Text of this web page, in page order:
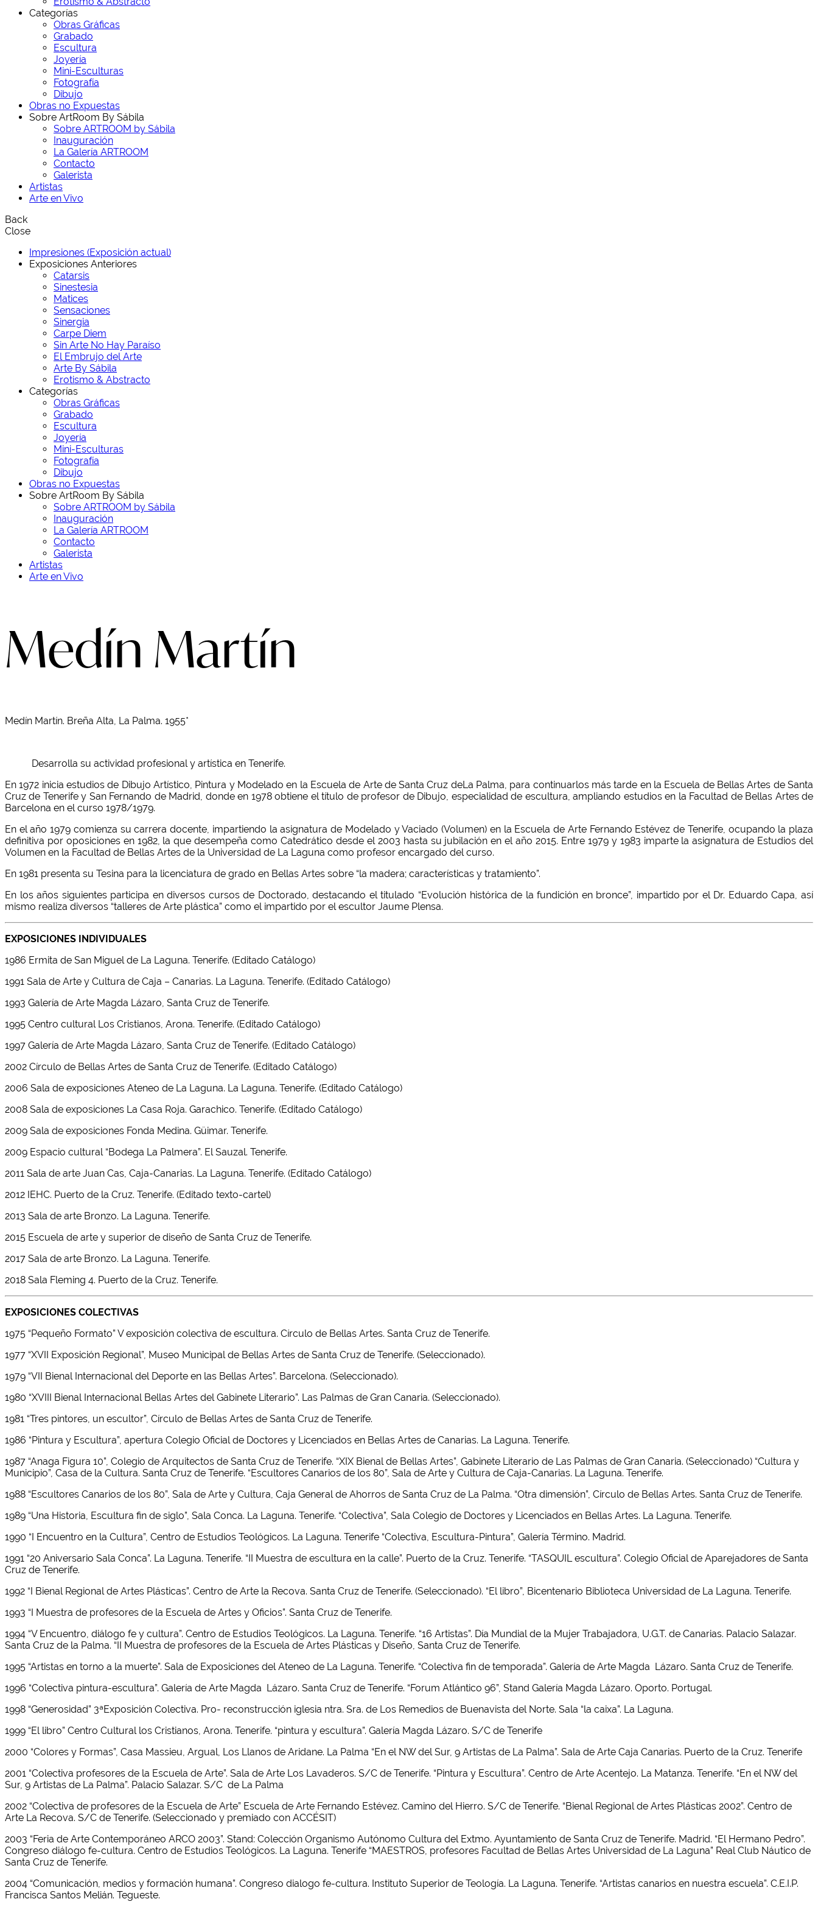
Categorías
Obras Gráficas
Grabado
Escultura
Joyería
Mini-Esculturas
Fotografía
Dibujo
Obras no Expuestas
Sobre ArtRoom By Sábila
Sobre ARTROOM by Sábila
Inauguración
La Galería ARTROOM
Contacto
Galerista
Artistas
Arte en Vivo
Back
Close
Impresiones (Exposición actual)
Exposiciones Anteriores
Catarsis
Sinestesia
Matices
Sensaciones
Sinergia
Carpe Diem
Sin Arte No Hay Paraíso
El Embrujo del Arte
Arte By Sábila
Erotismo & Abstracto
Categorías
Obras Gráficas
Grabado
Escultura
Joyería
Mini-Esculturas
Fotografía
Dibujo
Obras no Expuestas
Sobre ArtRoom By Sábila
Sobre ARTROOM by Sábila
Inauguración
La Galería ARTROOM
Contacto
Galerista
Artistas
Arte en Vivo
Medín Martín
Medín Martín. Breña Alta, La Palma. 1955*
Desarrolla su actividad profesional y artística en Tenerife.
En 1972 inicia estudios de Dibujo Artístico, Pintura y Modelado en la Escuela de Arte de Santa Cruz deLa Palma, para continuarlos más tarde en la Escuela de Bellas Artes de Santa
Cruz de Tenerife y San Fernando de Madrid, donde en 1978 obtiene el título de profesor de Dibujo, especialidad de escultura, ampliando estudios en la Facultad de Bellas Artes de
Barcelona en el curso 1978/1979.
En el año 1979 comienza su carrera docente, impartiendo la asignatura de Modelado y Vaciado (Volumen) en la Escuela de Arte Fernando Estévez de Tenerife, ocupando la plaza
definitiva por oposiciones en 1982, la que desempeña como Catedrático desde el 2003 hasta su jubilación en el año 2015. Entre 1979 y 1983 imparte la asignatura de Estudios del
Volumen en la Facultad de Bellas Artes de la Universidad de La Laguna como profesor encargado del curso.
En 1981 presenta su Tesina para la licenciatura de grado en Bellas Artes sobre “la madera; características y tratamiento”.
En los años siguientes participa en diversos cursos de Doctorado, destacando el titulado “Evolución histórica de la fundición en bronce”, impartido por el Dr. Eduardo Capa, así
mismo realiza diversos “talleres de Arte plástica” como el impartido por el escultor Jaume Plensa.
EXPOSICIONES INDIVIDUALES
1986 Ermita de San Miguel de La Laguna. Tenerife. (Editado Catálogo)
1991 Sala de Arte y Cultura de Caja – Canarias. La Laguna. Tenerife. (Editado Catálogo)
1993 Galería de Arte Magda Lázaro, Santa Cruz de Tenerife.
1995 Centro cultural Los Cristianos, Arona. Tenerife. (Editado Catálogo)
1997 Galería de Arte Magda Lázaro, Santa Cruz de Tenerife. (Editado Catálogo)
2002 Círculo de Bellas Artes de Santa Cruz de Tenerife. (Editado Catálogo)
2006 Sala de exposiciones Ateneo de La Laguna. La Laguna. Tenerife. (Editado Catálogo)
2008 Sala de exposiciones La Casa Roja. Garachico. Tenerife. (Editado Catálogo)
2009 Sala de exposiciones Fonda Medina. Güimar. Tenerife.
2009 Espacio cultural “Bodega La Palmera”. El Sauzal. Tenerife.
2011 Sala de arte Juan Cas, Caja-Canarias. La Laguna. Tenerife. (Editado Catálogo)
2012 IEHC. Puerto de la Cruz. Tenerife. (Editado texto-cartel)
2013 Sala de arte Bronzo. La Laguna. Tenerife.
2015 Escuela de arte y superior de diseño de Santa Cruz de Tenerife.
2017 Sala de arte Bronzo. La Laguna. Tenerife.
2018 Sala Fleming 4. Puerto de la Cruz. Tenerife.
EXPOSICIONES COLECTIVAS
1975 “Pequeño Formato” V exposición colectiva de escultura. Círculo de Bellas Artes. Santa Cruz de Tenerife.
1977 “XVII Exposición Regional”, Museo Municipal de Bellas Artes de Santa Cruz de Tenerife. (Seleccionado).
1979 “VII Bienal Internacional del Deporte en las Bellas Artes”. Barcelona. (Seleccionado).
1980 “XVIII Bienal Internacional Bellas Artes del Gabinete Literario”. Las Palmas de Gran Canaria. (Seleccionado).
1981 “Tres pintores, un escultor”, Círculo de Bellas Artes de Santa Cruz de Tenerife.
1986 “Pintura y Escultura”, apertura Colegio Oficial de Doctores y Licenciados en Bellas Artes de Canarias. La Laguna. Tenerife.
1987 “Anaga Figura 10”, Colegio de Arquitectos de Santa Cruz de Tenerife. “XIX Bienal de Bellas Artes”, Gabinete Literario de Las Palmas de Gran Canaria. (Seleccionado) “Cultura y
Municipio”, Casa de la Cultura. Santa Cruz de Tenerife. “Escultores Canarios de los 80”, Sala de Arte y Cultura de Caja-Canarias. La Laguna. Tenerife.
1988 “Escultores Canarios de los 80”, Sala de Arte y Cultura, Caja General de Ahorros de Santa Cruz de La Palma. “Otra dimensión”, Círculo de Bellas Artes. Santa Cruz de Tenerife.
1989 “Una Historia, Escultura fin de siglo”, Sala Conca. La Laguna. Tenerife. “Colectiva”, Sala Colegio de Doctores y Licenciados en Bellas Artes. La Laguna. Tenerife.
1990 “I Encuentro en la Cultura”, Centro de Estudios Teológicos. La Laguna. Tenerife “Colectiva, Escultura-Pintura”, Galería Término. Madrid.
1991 “20 Aniversario Sala Conca”. La Laguna. Tenerife. “II Muestra de escultura en la calle”. Puerto de la Cruz. Tenerife. “TASQUIL escultura”. Colegio Oficial de Aparejadores de Santa
Cruz de Tenerife.
1992 “I Bienal Regional de Artes Plásticas”. Centro de Arte la Recova. Santa Cruz de Tenerife. (Seleccionado). “El libro”, Bicentenario Biblioteca Universidad de La Laguna. Tenerife.
1993 “I Muestra de profesores de la Escuela de Artes y Oficios”. Santa Cruz de Tenerife.
1994 “V Encuentro, diálogo fe y cultura”. Centro de Estudios Teológicos. La Laguna. Tenerife. “16 Artistas”. Día Mundial de la Mujer Trabajadora, U.G.T. de Canarias. Palacio Salazar.
Santa Cruz de la Palma. “II Muestra de profesores de la Escuela de Artes Plásticas y Diseño, Santa Cruz de Tenerife.
1995 “Artistas en torno a la muerte”. Sala de Exposiciones del Ateneo de La Laguna. Tenerife. “Colectiva fin de temporada”. Galería de Arte Magda Lázaro. Santa Cruz de Tenerife.
1996 “Colectiva pintura-escultura”. Galería de Arte Magda Lázaro. Santa Cruz de Tenerife. “Forum Atlántico 96”, Stand Galería Magda Lázaro. Oporto. Portugal.
1998 “Generosidad” 3ªExposición Colectiva. Pro- reconstrucción iglesia ntra. Sra. de Los Remedios de Buenavista del Norte. Sala “la caixa”. La Laguna.
1999 “El libro” Centro Cultural los Cristianos, Arona. Tenerife. “pintura y escultura”. Galería Magda Lázaro. S/C de Tenerife
2000 “Colores y Formas”, Casa Massieu, Argual, Los Llanos de Aridane. La Palma “En el NW del Sur, 9 Artistas de La Palma”. Sala de Arte Caja Canarias. Puerto de la Cruz. Tenerife
2001 “Colectiva profesores de la Escuela de Arte”. Sala de Arte Los Lavaderos. S/C de Tenerife. “Pintura y Escultura”. Centro de Arte Acentejo. La Matanza. Tenerife. “En el NW del
Sur, 9 Artistas de La Palma”. Palacio Salazar. S/C de La Palma
2002 “Colectiva de profesores de la Escuela de Arte” Escuela de Arte Fernando Estévez. Camino del Hierro. S/C de Tenerife. “Bienal Regional de Artes Plásticas 2002”. Centro de
Arte La Recova. S/C de Tenerife. (Seleccionado y premiado con ACCÉSIT)
2003 “Feria de Arte Contemporáneo ARCO 2003”. Stand: Colección Organismo Autónomo Cultura del Extmo. Ayuntamiento de Santa Cruz de Tenerife. Madrid. “El Hermano Pedro”.
Congreso diálogo fe-cultura. Centro de Estudios Teológicos. La Laguna. Tenerife “MAESTROS, profesores Facultad de Bellas Artes Universidad de La Laguna” Real Club Náutico de
Santa Cruz de Tenerife.
2004 “Comunicación, medios y formación humana”. Congreso dialogo fe-cultura. Instituto Superior de Teología. La Laguna. Tenerife. “Artistas canarios en nuestra escuela”. C.E.I.P.
Francisca Santos Melián. Tegueste.